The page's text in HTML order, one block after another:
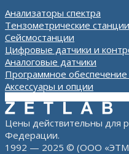
Анализаторы спектра
Тензометрические станции
Сейсмостанции
Цифровые датчики и
Аналоговые датчики
Программное обеспечение
Аксессуары и опции
Цены действительны для
Федерации.
1992 — 2025 © (ООО